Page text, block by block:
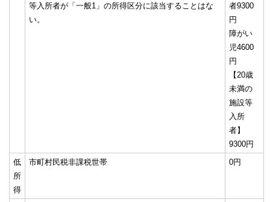
等入所者が「一般1」の所得区分に該当することはな
い。
者9300
円
障がい
児4600
円
【20歳
未満の
施設等
入所
者】
9300円
低
所
得
市町村民税非課税世帯 0円